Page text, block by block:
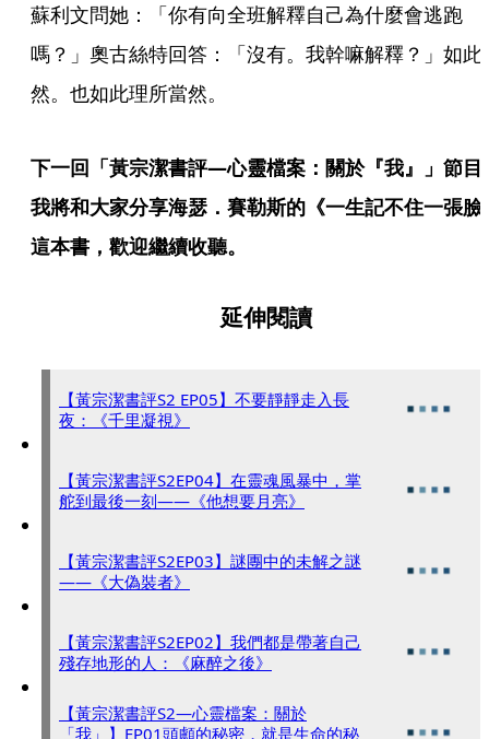
蘇利文問她：「你有向全班解釋自己為什麼會逃跑
嗎？」奧古絲特回答：「沒有。我幹嘛解釋？」如此
然。也如此理所當然。
下一回「黃宗潔書評—心靈檔案：關於『我』」節目
我將和大家分享海瑟．賽勒斯的《一生記不住一張臉
這本書，歡迎繼續收聽。
延伸閱讀
【黃宗潔書評S2 EP05】不要靜靜走入長
夜：《千里凝視》
【黃宗潔書評S2EP04】在靈魂風暴中，掌
舵到最後一刻——《他想要月亮》
【黃宗潔書評S2EP03】謎團中的未解之謎
——《大偽裝者》
【黃宗潔書評S2EP02】我們都是帶著自己
殘存地形的人：《麻醉之後》
【黃宗潔書評S2—心靈檔案：關於
「我」】EP01頭顱的秘密，就是生命的秘